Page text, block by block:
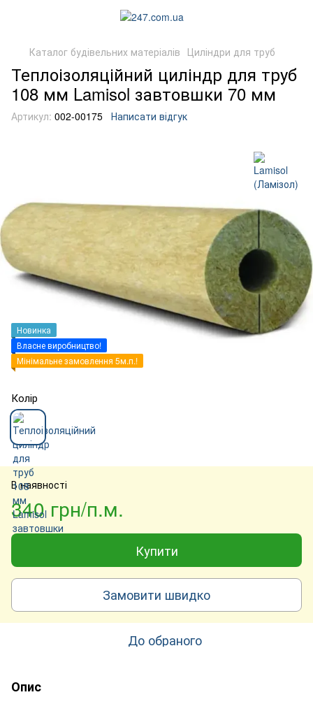
Каталог будівельних матеріалів Циліндри для труб
Теплоізоляційний циліндр для труб
108 мм Lamisol завтовшки 70 мм
Артикул: 002-00175 Написати відгук
Новинка
Власне виробництво!
Мінімальне замовлення 5м.п.!
Колір
В наявності
340 грн/п.м.
Купити
Замовити швидко
До обраного
Опис